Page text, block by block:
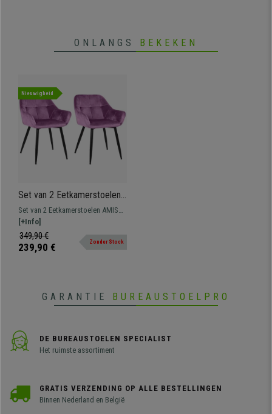
ONLANGS BEKEKEN
Nieuwigheid
Set van 2 Eetkamerstoelen
AMISA, Comfortabel Retro
Design, Zwarte Metalan
Poten, Roos Fluweel
Set van 2 Eetkamerstoelen AMISA
met retro design, ideaal om een
klassieke sfeer in uw eetkamer of
kantoor te creëren.
[+Info]
349,90 €
239,90 € Zonder Stock
GARANTIE BUREAUSTOELPRO
DE BUREAUSTOELEN SPECIALIST
Het ruimste assortiment
GRATIS VERZENDING OP ALLE BESTELLINGEN
Binnen Nederland en België